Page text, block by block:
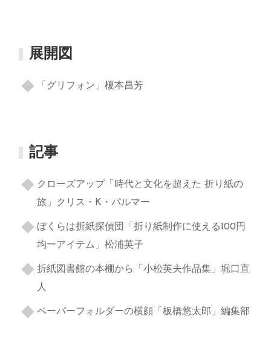
展開図
「グリフォン」榎本昌芳
記事
クローズアップ「時代と文化を超えた 折り紙の
旅」クリス・K・パルマー
ぼくらは折紙探偵団「折り紙制作に使える100円
均一アイテム」松浦英子
折紙図書館の本棚から「小松英夫作品集」堀口直
人
ペーパーフォルダーの横顔「板橋悠太郎」編集部